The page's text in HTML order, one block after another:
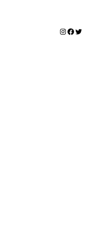
Instagram
Twitter